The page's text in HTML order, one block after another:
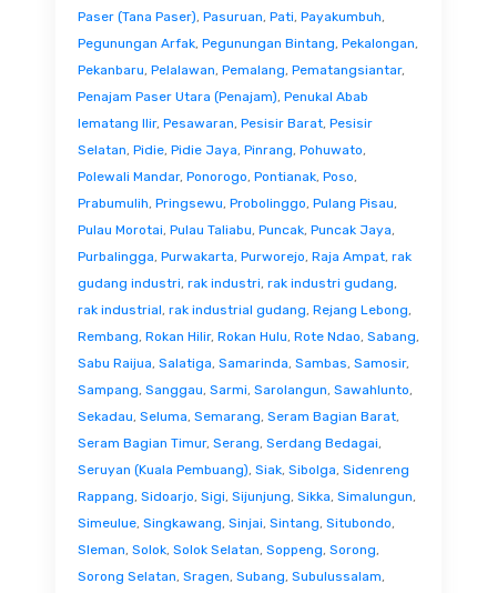
Paser (Tana Paser), Pasuruan, Pati, Payakumbuh,
Pegunungan Arfak, Pegunungan Bintang, Pekalongan,
Pekanbaru, Pelalawan, Pemalang, Pematangsiantar,
Penajam Paser Utara (Penajam), Penukal Abab
lematang Ilir, Pesawaran, Pesisir Barat, Pesisir
Selatan, Pidie, Pidie Jaya, Pinrang, Pohuwato,
Polewali Mandar, Ponorogo, Pontianak, Poso,
Prabumulih, Pringsewu, Probolinggo, Pulang Pisau,
Pulau Morotai, Pulau Taliabu, Puncak, Puncak Jaya,
Purbalingga, Purwakarta, Purworejo, Raja Ampat, rak
gudang industri, rak industri, rak industri gudang,
rak industrial, rak industrial gudang, Rejang Lebong,
Rembang, Rokan Hilir, Rokan Hulu, Rote Ndao, Sabang,
Sabu Raijua, Salatiga, Samarinda, Sambas, Samosir,
Sampang, Sanggau, Sarmi, Sarolangun, Sawahlunto,
Sekadau, Seluma, Semarang, Seram Bagian Barat,
Seram Bagian Timur, Serang, Serdang Bedagai,
Seruyan (Kuala Pembuang), Siak, Sibolga, Sidenreng
Rappang, Sidoarjo, Sigi, Sijunjung, Sikka, Simalungun,
Simeulue, Singkawang, Sinjai, Sintang, Situbondo,
Sleman, Solok, Solok Selatan, Soppeng, Sorong,
Sorong Selatan, Sragen, Subang, Subulussalam,